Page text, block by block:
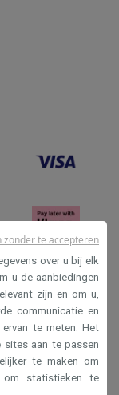
over u bij elk
u de aanbiedingen
zijn en om u,
communicatie en
te meten. Het
aan te passen
te maken om
statistieken te
zonder te accepteren